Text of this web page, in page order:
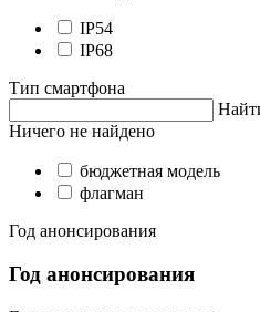
IP54
IP68
Тип смартфона
Ничего не найдено
бюджетная модель
флагман
Год анонсирования
Год анонсирования